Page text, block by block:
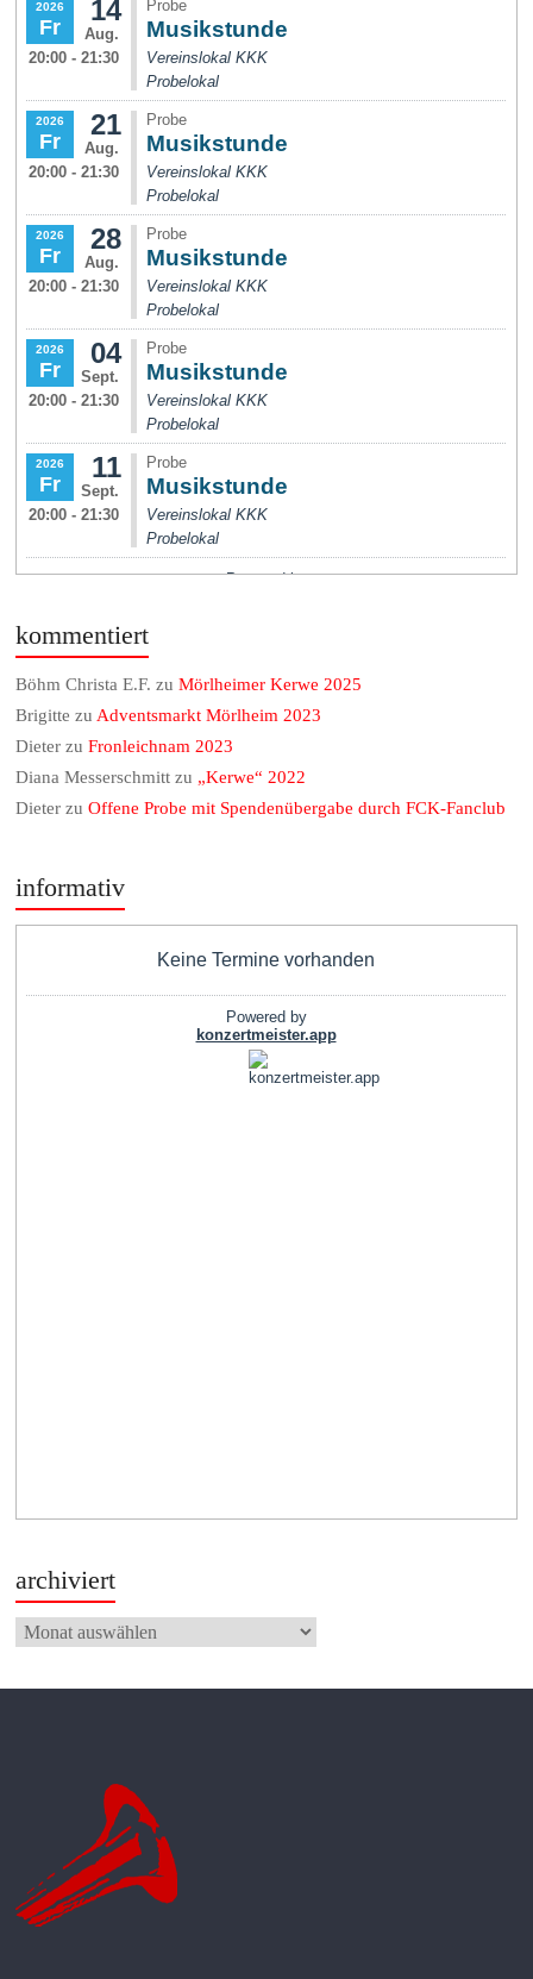
kommentiert
Böhm Christa E.F. zuMörlheimer Kerwe 2025
Brigitte zu Adventsmarkt Mörlheim 2023
Dieter zuFronleichnam 2023
Diana Messerschmitt zu „Kerwe“ 2022
Dieter zuOffene Probe mit Spendenübergabe durch FCK-Fanclub
informativ
archiviert
archiviert